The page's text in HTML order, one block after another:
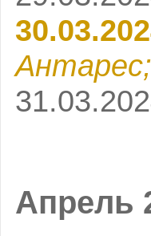
Антарес;
Апрель